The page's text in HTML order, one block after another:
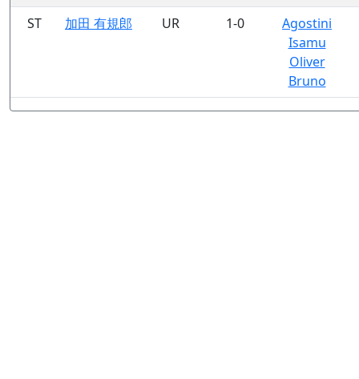
ST 加田 有規郎 UR 1-0
Agostini
Isamu
Oliver
Bruno